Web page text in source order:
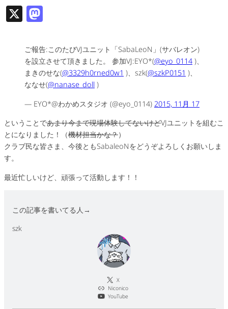
X
to
d
o
n
ご報告:このたびVJユニット「SabaLeoN」(サバレオン)
を設立させて頂きました。 参加VJ:EYO*(@eyo_0114 )、
まきのせな(@3329h0rned0w1 )、szk(@szkP0151 )、
ななせ(@nanase_doll )
— EYO*@わかめスタジオ (@eyo_0114) 2015, 11月 17
ということであまり今まで現場体験してないけどVJユニットを組むこ
とになりました！（機材担当かな？）
クラブ民な皆さま、今後ともSabaleoNをどうぞよろしくお願いしま
す。
最近忙しいけど、頑張って活動します！！
この記事を書いてる人→
szk
X
Niconico
YouTube